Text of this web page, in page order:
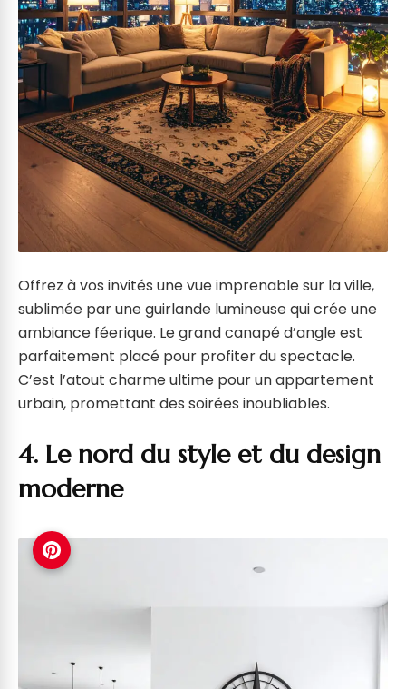
Offrez à vos invités une vue imprenable sur la ville,
sublimée par une guirlande lumineuse qui crée une
ambiance féerique. Le grand canapé d’angle est
parfaitement placé pour profiter du spectacle.
C’est l’atout charme ultime pour un appartement
urbain, promettant des soirées inoubliables.
4. Le nord du style et du design
moderne